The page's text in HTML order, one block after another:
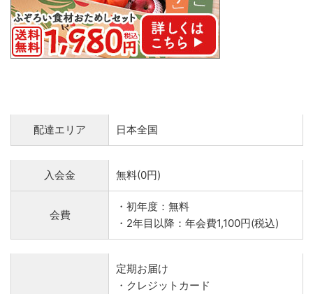
配達エリア 日本全国
入会金 無料(0円)
会費
・初年度：無料
・2年目以降：年会費1,100円(税込)
定期お届け
・クレジットカード